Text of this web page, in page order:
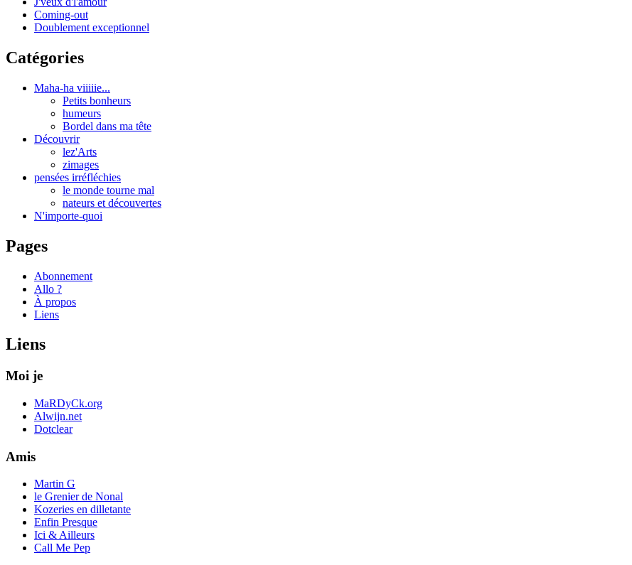
Coming-out
Doublement exceptionnel
Catégories
Maha-ha viiiiie...
Petits bonheurs
humeurs
Bordel dans ma tête
Découvrir
lez'Arts
zimages
pensées irréfléchies
le monde tourne mal
nateurs et découvertes
N'importe-quoi
Pages
Abonnement
Allo ?
À propos
Liens
Liens
Moi je
MaRDyCk.org
Alwijn.net
Dotclear
Amis
Martin G
le Grenier de Nonal
Kozeries en dilletante
Enfin Presque
Ici & Ailleurs
Call Me Pep